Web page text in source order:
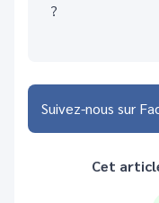
?
Suivez-nous sur
Cet